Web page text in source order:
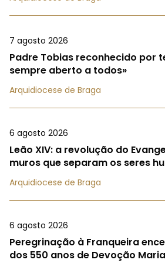
7 agosto 2026
Padre Tobias reconhecido por
sempre aberto a todos»
Arquidiocese de Braga
6 agosto 2026
Leão XIV: a revolução do
muros que separam os seres
Arquidiocese de Braga
6 agosto 2026
Peregrinação à Franqueira
dos 550 anos de Devoção